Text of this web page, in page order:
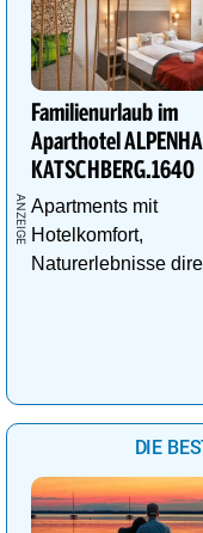
Familienurlaub im
Aparthotel
KATSCHBERG.1640
Apartments mit
Hotelkomfort,
Naturerlebnisse
DIE